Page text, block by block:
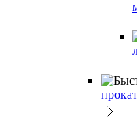
прокат